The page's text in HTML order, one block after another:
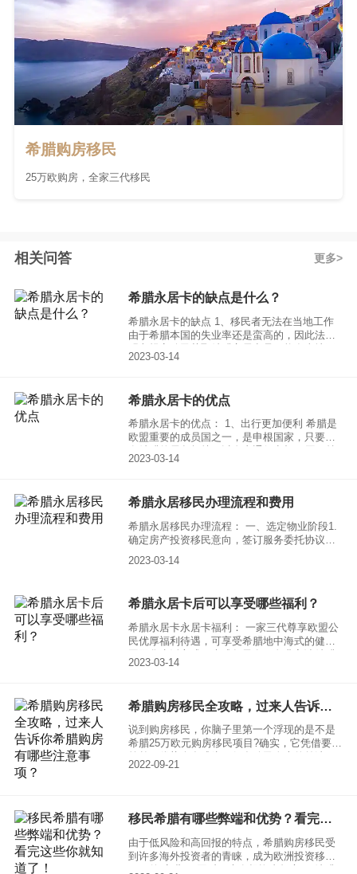
希腊购房移民
25万欧购房，全家三代移民
相关问答 更多
希腊永居卡的缺点是什么？
希腊永居卡的缺点 1、移民者无法在当地工作
由于希腊本国的失业率还是蛮高的，因此法律
作的。但可以开创自己的企业，当老板，投资
2023-03-14
希腊永居卡的优点
希腊永居卡的优点： 1、出行更加便利 希腊是
欧盟重要的成员国之一，是申根国家，只要拥
有希腊永居卡可以自由免签出入世界70多个国
2023-03-14
​希腊永居移民办理流程和费用
希腊永居移民办理流程： 一、选定物业阶段1.
确定房产投资移民意向，签订服务委托协议，
预定机票及安排行程；3.赴希腊考察，看房、
2023-03-14
希腊永居卡后可以享受哪些福利？
希腊永居卡永居卡福利： 一家三代尊享欧盟公
民优厚福利待遇，可享受希腊地中海式的健康
公立学校，或就读私立学校，享受顶级欧美教
2023-03-14
希腊购房移民全攻略，过来人告诉你希腊购房有哪些注意事项？
说到购房移民，你脑子里第一个浮现的是不是
希腊25万欧元购房移民项目?确实，它凭借要求
今天，我们就一起看一下希腊购房移民的全攻
2022-09-21
移民希腊有哪些弊端和优势？看完这些你就知道了！
由于低风险和高回报的特点，希腊购房移民受
到许多海外投资者的青睐，成为欧洲投资移民